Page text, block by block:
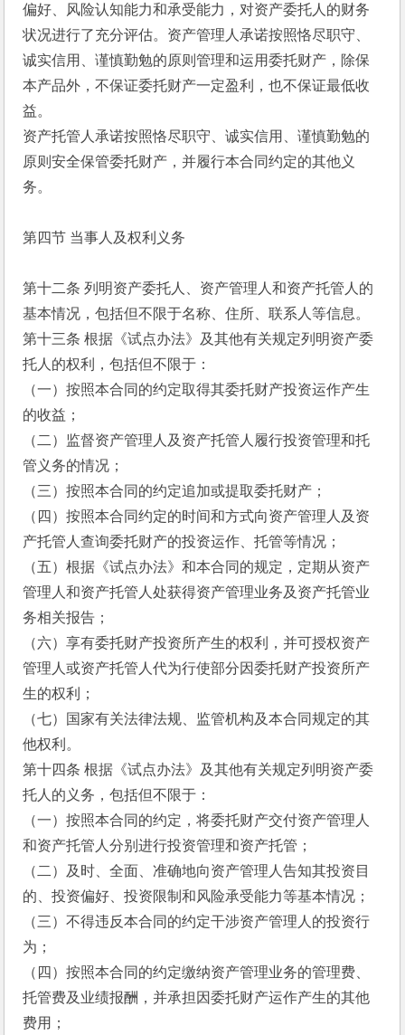
偏好、风险认知能力和承受能力，对资产委托人的财务
状况进行了充分评估。资产管理人承诺按照恪尽职守、
诚实信用、谨慎勤勉的原则管理和运用委托财产，除保
本产品外，不保证委托财产一定盈利，也不保证最低收
益。
资产托管人承诺按照恪尽职守、诚实信用、谨慎勤勉的
原则安全保管委托财产，并履行本合同约定的其他义
务。
第四节 当事人及权利义务
第十二条 列明资产委托人、资产管理人和资产托管人的
基本情况，包括但不限于名称、住所、联系人等信息。
第十三条 根据《试点办法》及其他有关规定列明资产委
托人的权利，包括但不限于：
（一）按照本合同的约定取得其委托财产投资运作产生
的收益；
（二）监督资产管理人及资产托管人履行投资管理和托
管义务的情况；
（三）按照本合同的约定追加或提取委托财产；
（四）按照本合同约定的时间和方式向资产管理人及资
产托管人查询委托财产的投资运作、托管等情况；
（五）根据《试点办法》和本合同的规定，定期从资产
管理人和资产托管人处获得资产管理业务及资产托管业
务相关报告；
（六）享有委托财产投资所产生的权利，并可授权资产
管理人或资产托管人代为行使部分因委托财产投资所产
生的权利；
（七）国家有关法律法规、监管机构及本合同规定的其
他权利。
第十四条 根据《试点办法》及其他有关规定列明资产委
托人的义务，包括但不限于：
（一）按照本合同的约定，将委托财产交付资产管理人
和资产托管人分别进行投资管理和资产托管；
（二）及时、全面、准确地向资产管理人告知其投资目
的、投资偏好、投资限制和风险承受能力等基本情况；
（三）不得违反本合同的约定干涉资产管理人的投资行
为；
（四）按照本合同的约定缴纳资产管理业务的管理费、
托管费及业绩报酬，并承担因委托财产运作产生的其他
费用；